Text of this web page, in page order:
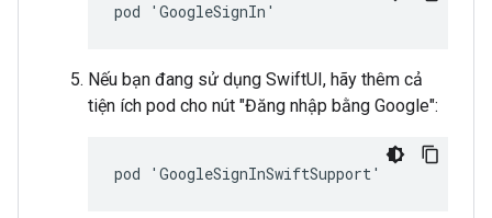
pod 'GoogleSignIn'
Nếu bạn đang sử dụng SwiftUI, hãy thêm cả
tiện ích pod cho nút "Đăng nhập bằng Google":
pod 'GoogleSignInSwiftSupport'